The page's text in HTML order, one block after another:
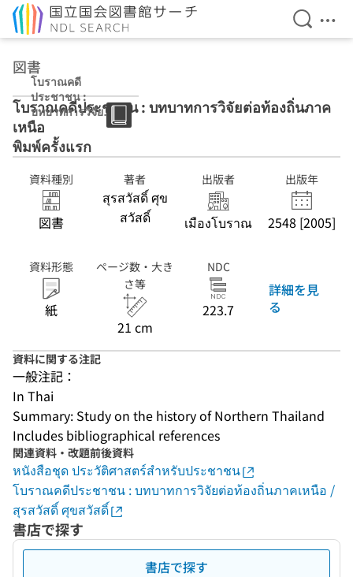
検索を
メ
図書
โบราณคดี
ประชาชน :
บทบาทการวิจัยต่อ
ท้องถิ่นภาคเหนือ
พิมพ์ครั้งแรก
โบราณคดีประชาชน : บทบาทการวิจัยต่อท้องถิ่นภาค
เหนือ
พิมพ์ครั้งแรก
資料種別
図書
著者
สุรสวัสดิ์ ศุข
สวัสดิ์
出版者
เมืองโบราณ
出版年
2548 [2005]
資料形態
紙
ページ数・大き
さ等
21 cm
NDC
223.7
詳細を見
る
資料に関する注記
一般注記：
In Thai
Summary: Study on the history of Northern Thailand
Includes bibliographical references
関連資料・改題前後資料
หนังสือชุด ประวัติศาสตร์สำหรับประชาชน
โบราณคดีประชาชน : บทบาทการวิจัยต่อท้องถิ่นภาคเหนือ /
สุรสวัสดิ์ ศุขสวัสดิ์
書店で探す
書店で探す